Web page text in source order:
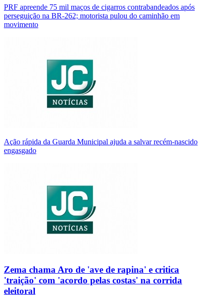
PRF apreende 75 mil maços de cigarros contrabandeados após
perseguição na BR-262; motorista pulou do caminhão em
movimento
Ação rápida da Guarda Municipal ajuda a salvar recém-nascido
engasgado
Zema chama Aro de 'ave de rapina' e critica
'traição' com 'acordo pelas costas' na corrida
eleitoral